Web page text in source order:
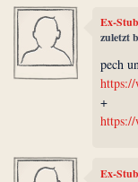
Ex-
zuletzt
pech
https://
+
https://
Ex-